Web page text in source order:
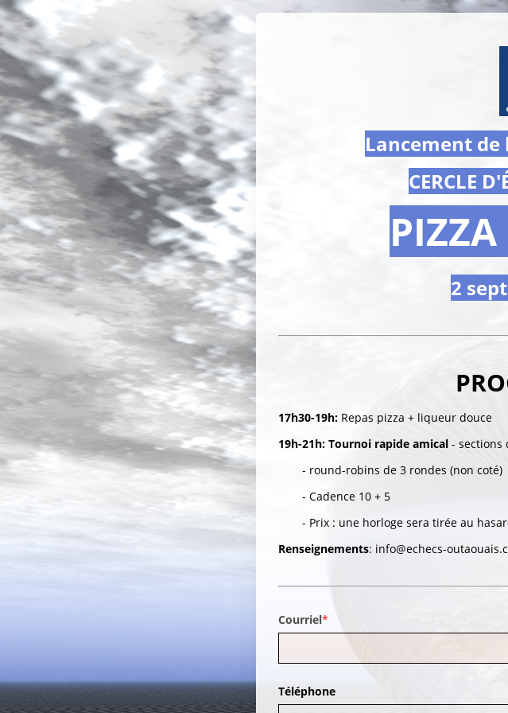
Lancement de
CERCLE
PIZZA
2
17h30-19h: Repas pizza + liqueur douce
19h-21h: Tournoi rapide amical - sections
- round-robins de 3 rondes (non coté)
- Cadence 10 + 5
- Prix : une horloge sera tirée au
Renseignements: info@echecs-
Courriel
Téléphone